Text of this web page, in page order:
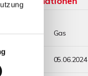
Gas
05.06.2024